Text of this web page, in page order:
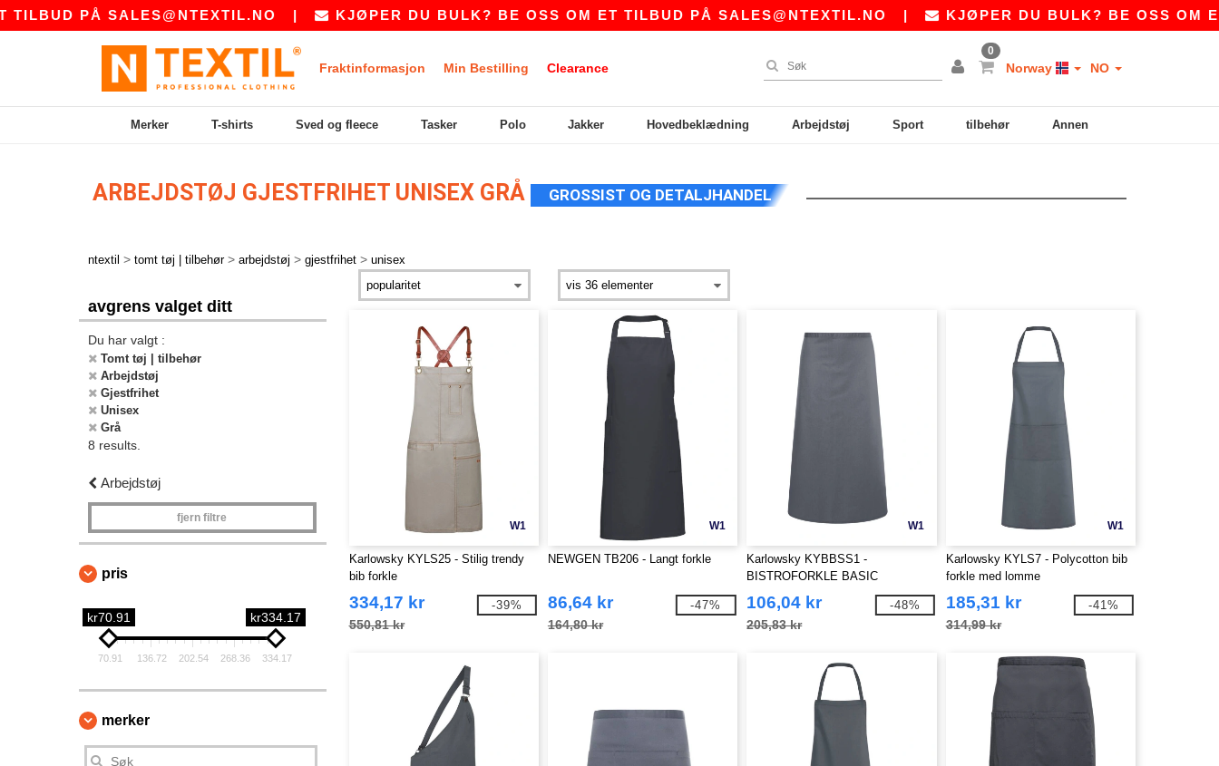
PÅSALES@NTEXTIL.NO| KJØPER DU BULK? BE OSS OM ET TILBUD PÅSALES@NTEXTIL.NO| KJØPER DU BULK? BE OSS OM ET
Fraktinformasjon Min Bestilling Clearance
0
Norway NO
Merker T-shirts Sved og fleece Tasker Polo Jakker Hovedbeklædning Arbejdstøj Sport tilbehør Annen
ARBEJDSTØJ GJESTFRIHET UNISEX GRÅ GROSSIST OG DETALJHANDEL
ntextil > tomt tøj | tilbehør > arbejdstøj > gjestfrihet > unisex
avgrens valget ditt
Du har valgt :
Tomt tøj | tilbehør
Arbejdstøj
Gjestfrihet
Unisex
Grå
8 results.
Arbejdstøj
fjern filtre
pris
kr70.91 kr334.17
70.91 136.72 202.54 268.36 334.17
merker
W1
Karlowsky KYLS25 - Stilig trendy
bib forkle
334,17 kr
550,81 kr
-39%
W1
NEWGEN TB206 - Langt forkle
86,64 kr
164,80 kr
-47%
W1
Karlowsky KYBBSS1 -
BISTROFORKLE BASIC
106,04 kr
205,83 kr
-48%
W1
Karlowsky KYLS7 - Polycotton bib
forkle med lomme
185,31 kr
314,99 kr
-41%